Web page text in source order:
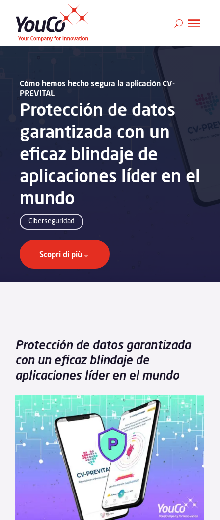
Protección de datos
garantizada con un
eficaz blindaje de
aplicaciones líder en el
mundo
Cómo hemos hecho segura la aplicación CV-
PREVITAL
Ciberseguridad
Scopri di più
Protección de datos garantizada
con un eficaz blindaje de
aplicaciones líder en el mundo